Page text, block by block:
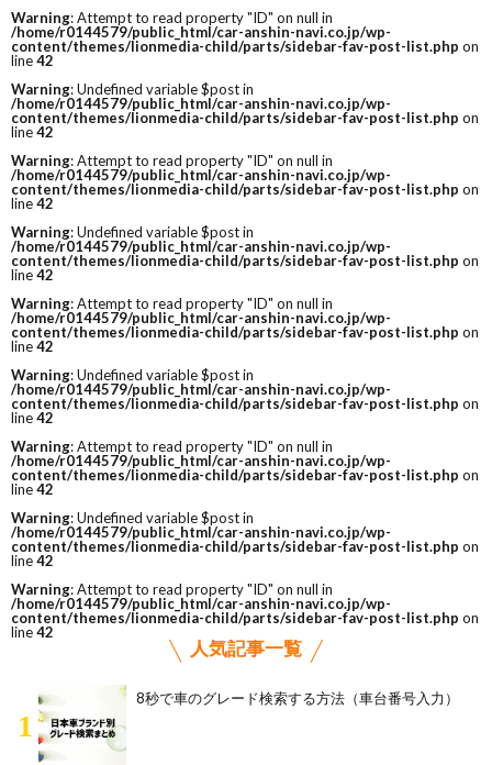
Warning: Attempt to read property "ID" on null in
/home/r0144579/public_html/car-anshin-navi.co.jp/wp-
content/themes/lionmedia-child/parts/sidebar-fav-post-list.php on
line42
Warning: Undefined variable $post in
/home/r0144579/public_html/car-anshin-navi.co.jp/wp-
content/themes/lionmedia-child/parts/sidebar-fav-post-list.php on
line42
Warning: Attempt to read property "ID" on null in
/home/r0144579/public_html/car-anshin-navi.co.jp/wp-
content/themes/lionmedia-child/parts/sidebar-fav-post-list.php on
line42
Warning: Undefined variable $post in
/home/r0144579/public_html/car-anshin-navi.co.jp/wp-
content/themes/lionmedia-child/parts/sidebar-fav-post-list.php on
line42
Warning: Attempt to read property "ID" on null in
/home/r0144579/public_html/car-anshin-navi.co.jp/wp-
content/themes/lionmedia-child/parts/sidebar-fav-post-list.php on
line42
Warning: Undefined variable $post in
/home/r0144579/public_html/car-anshin-navi.co.jp/wp-
content/themes/lionmedia-child/parts/sidebar-fav-post-list.php on
line42
Warning: Attempt to read property "ID" on null in
/home/r0144579/public_html/car-anshin-navi.co.jp/wp-
content/themes/lionmedia-child/parts/sidebar-fav-post-list.php on
line42
Warning: Undefined variable $post in
/home/r0144579/public_html/car-anshin-navi.co.jp/wp-
content/themes/lionmedia-child/parts/sidebar-fav-post-list.php on
line42
Warning: Attempt to read property "ID" on null in
/home/r0144579/public_html/car-anshin-navi.co.jp/wp-
content/themes/lionmedia-child/parts/sidebar-fav-post-list.php on
line42
人気記事一覧
1
8秒で車のグレード検索する方法（車台番号入力）